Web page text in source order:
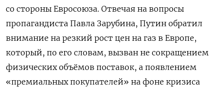
со стороны Евросоюза. Отвечая на вопросы
пропагандиста Павла Зарубина, Путин обратил
внимание на резкий рост цен на газ в Европе,
который, по его словам, вызван не сокращением
физических объёмов поставок, а появлением
«премиальных покупателей» на фоне кризиса